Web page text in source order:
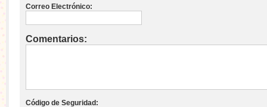
Correo Electrónico:
Comentarios:
Código de Seguridad: